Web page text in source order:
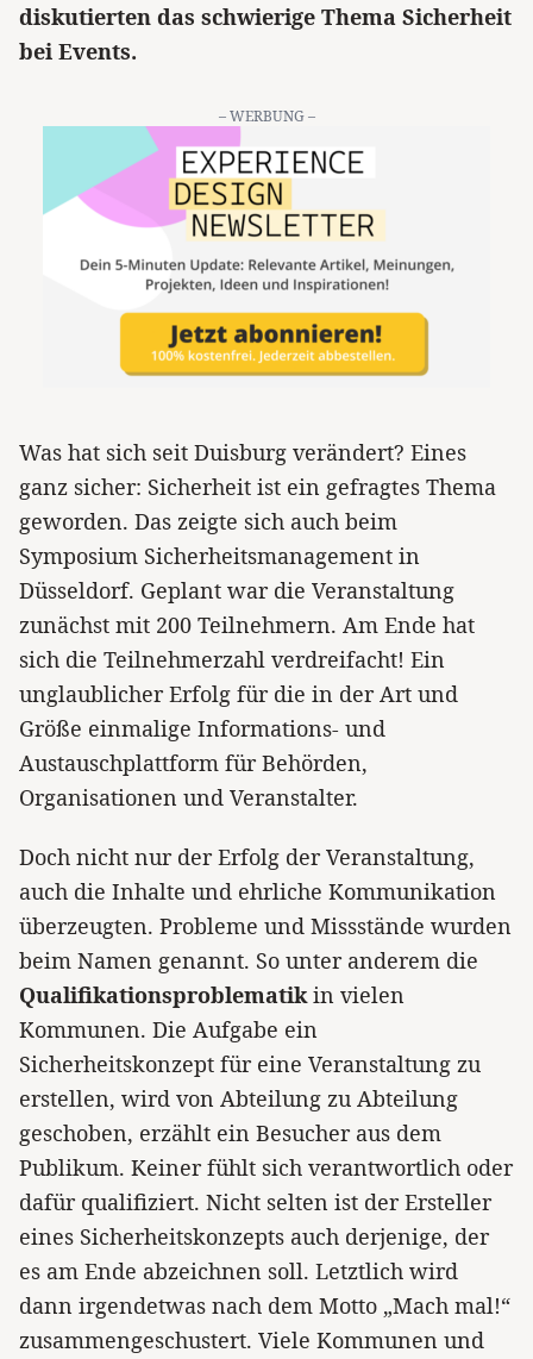
diskutierten das schwierige Thema Sicherheit
bei Events.
– WERBUNG –
Was hat sich seit Duisburg verändert? Eines
ganz sicher: Sicherheit ist ein gefragtes Thema
geworden. Das zeigte sich auch beim
Symposium Sicherheitsmanagement in
Düsseldorf. Geplant war die Veranstaltung
zunächst mit 200 Teilnehmern. Am Ende hat
sich die Teilnehmerzahl verdreifacht! Ein
unglaublicher Erfolg für die in der Art und
Größe einmalige Informations- und
Austauschplattform für Behörden,
Organisationen und Veranstalter.
Doch nicht nur der Erfolg der Veranstaltung,
auch die Inhalte und ehrliche Kommunikation
überzeugten. Probleme und Missstände wurden
beim Namen genannt. So unter anderem die
Qualifikationsproblematikin vielen
Kommunen. Die Aufgabe ein
Sicherheitskonzept für eine Veranstaltung zu
erstellen, wird von Abteilung zu Abteilung
geschoben, erzählt ein Besucher aus dem
Publikum. Keiner fühlt sich verantwortlich oder
dafür qualifiziert. Nicht selten ist der Ersteller
eines Sicherheitskonzepts auch derjenige, der
es am Ende abzeichnen soll. Letztlich wird
dann irgendetwas nach dem Motto „Mach mal!“
zusammengeschustert. Viele Kommunen und